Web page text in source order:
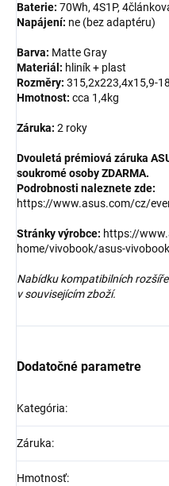
Baterie: 70Wh, 4S1P,
Napájení: ne (bez adaptéru)
Barva: Matte Gray
Materiál: hliník + plast
Rozměry: 315,2x223,4x15,9-
Hmotnost: cca 1,4kg
Záruka: 2 roky
Dvouletá prémiová záruka
soukromé osoby ZDARMA.
Podrobnosti naleznete zde:
https://www.asus.com/cz/
Stránky výrobce: https://
home/vivobook/asus-
Nabídku kompatibilních
v souvisejícím zboží.
Dodatočné parametre
Kategória:
Záruka:
Hmotnosť: